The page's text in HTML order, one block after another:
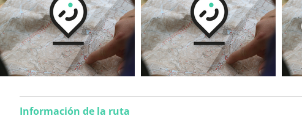
Información de la ruta